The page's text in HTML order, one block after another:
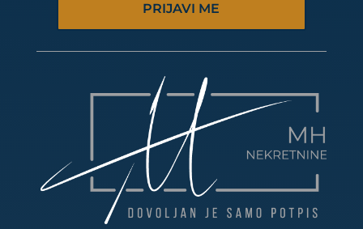
PRIJAVI ME